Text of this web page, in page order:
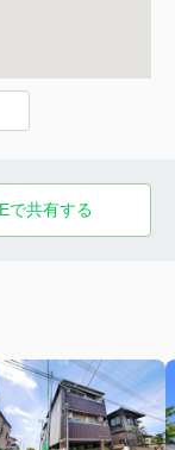
で共有する